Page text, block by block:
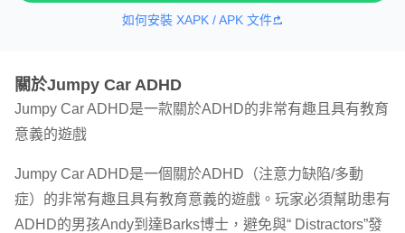
如何安裝 XAPK / APK 文件
關於Jumpy Car ADHD
Jumpy Car ADHD是一款關於ADHD的非常有趣且具有教育
意義的遊戲
Jumpy Car ADHD是一個關於ADHD（注意力缺陷/多動
症）的非常有趣且具有教育意義的遊戲。玩家必須幫助患有
ADHD的男孩Andy到達Barks博士，避免與“ Distractors”發